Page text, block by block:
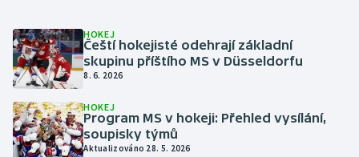
Golf
Gymnastika
Házená
Jezdectví
HOKEJ
Čeští hokejisté odehrají základní
skupinu příštího MS v Düsseldorfu
8. 6. 2026
HOKEJ
Program MS v hokeji: Přehled vysílání,
soupisky týmů
Aktualizováno 28. 5. 2026